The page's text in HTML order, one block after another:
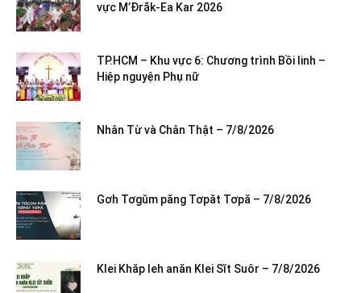
vực M’Đrắk-Ea Kar 2026
TP.HCM – Khu vực 6: Chương trình Bồi linh –
Hiệp nguyện Phụ nữ
Nhân Từ và Chân Thật – 7/8/2026
Gơh Tơgŭm păng Tơpăt Tơpă – 7/8/2026
Klei Khăp leh anăn Klei Sĭt Suôr – 7/8/2026